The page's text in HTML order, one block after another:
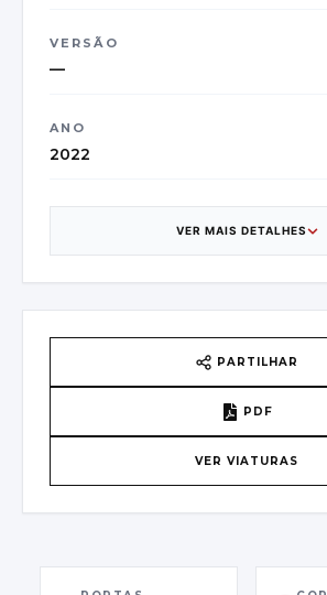
VERSÃO
—
ANO
2022
France - TEA LE MEUX
VF7SXHMRVNT645545
VER MAIS DETALHES
PARTILHAR
PDF
VER VIATURAS